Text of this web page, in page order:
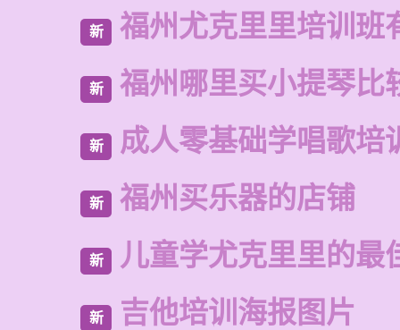
新 福州尤克里里培训班
新 福州哪里买小提琴比
新 成人零基础学唱歌培
新 福州买乐器的店铺
新 儿童学尤克里里的最
新 吉他培训海报图片